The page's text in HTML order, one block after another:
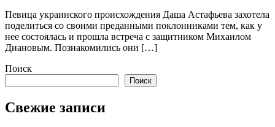
Певица украинского происхождения Даша Астафьева захотела
поделиться со своими преданными поклонниками тем, как у
нее состоялась и прошла встреча с защитником Михаилом
Диановым. Познакомились они […]
Поиск
Поиск
Свежие записи